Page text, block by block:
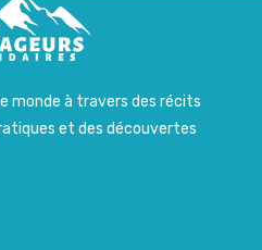
monde à travers des récits
et des découvertes